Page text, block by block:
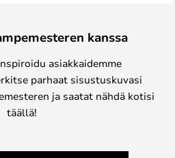
kanssa
asiakkaidemme
parhaat sisustuskuvasi
ja saatat nähdä kotisi
täällä!